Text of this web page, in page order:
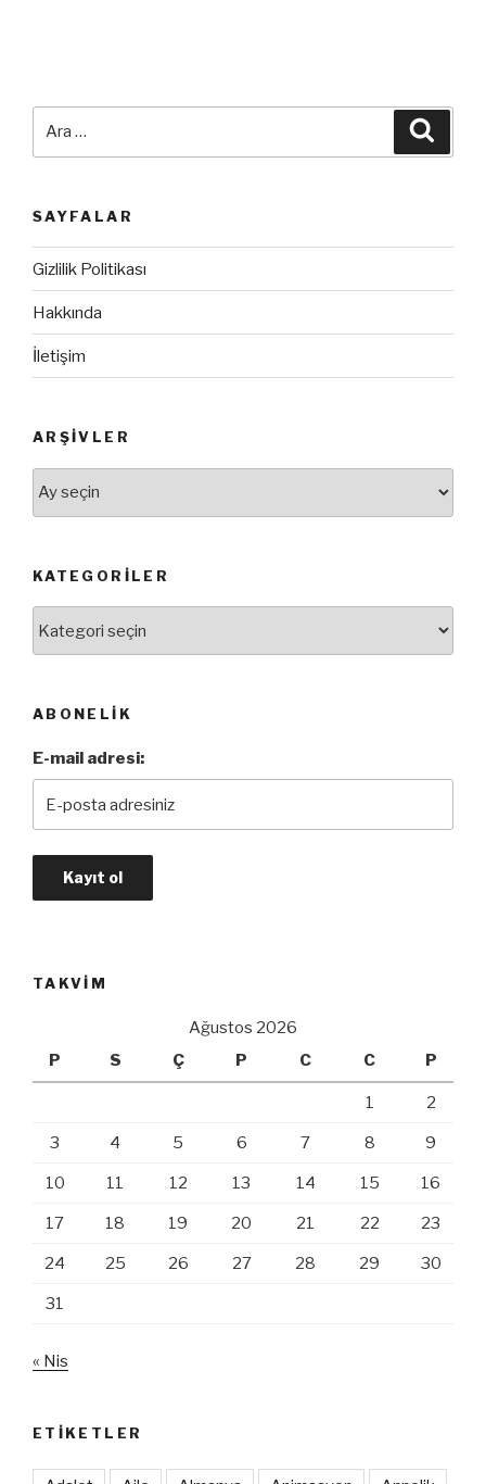
SAYFALAR
Gizlilik Politikası
Hakkında
İletişim
ARŞIVLER
KATEGORILER
ABONELIK
E-mail adresi:
TAKVIM
Ağustos 2026
P
S Ç P C C P
1 2
3 4 5 6 7 8 9
10 11 12 13 14 15 16
17 18 19 20 21 22 23
24 25 26 27 28 29 30
31
« Nis
ETIKETLER